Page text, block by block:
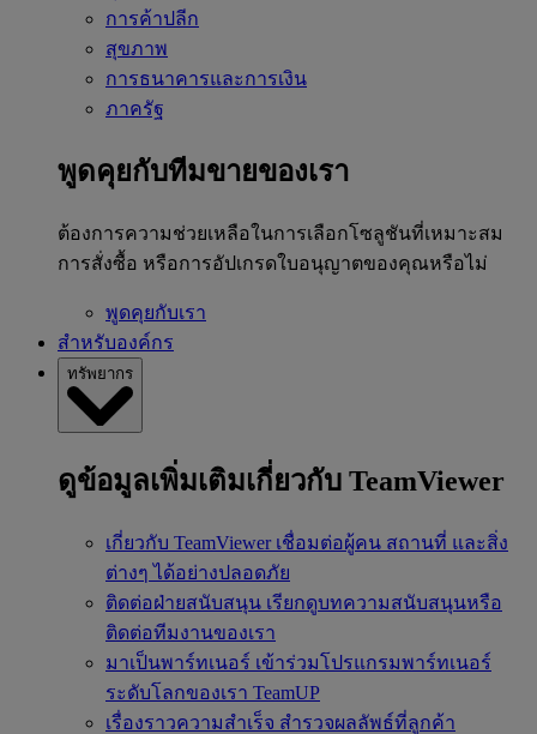
การค้าปลีก
สุขภาพ
การธนาคารและการเงิน
ภาครัฐ
พูดคุยกับทีมขายของเรา
ต้องการความช่วยเหลือในการเลือกโซลูชันที่เหมาะสม
การสั่งซื้อ หรือการอัปเกรดใบอนุญาตของคุณหรือไม่
พูดคุยกับเรา
สำหรับองค์กร
ทรัพยากร
ดูข้อมูลเพิ่มเติมเกี่ยวกับ TeamViewer
เกี่ยวกับ TeamViewer เชื่อมต่อผู้คน สถานที่ และสิ่ง
ต่างๆ ได้อย่างปลอดภัย
ติดต่อฝ่ายสนับสนุน เรียกดูบทความสนับสนุนหรือ
ติดต่อทีมงานของเรา
มาเป็นพาร์ทเนอร์ เข้าร่วมโปรแกรมพาร์ทเนอร์
ระดับโลกของเรา TeamUP
เรื่องราวความสำเร็จ สำรวจผลลัพธ์ที่ลูกค้า